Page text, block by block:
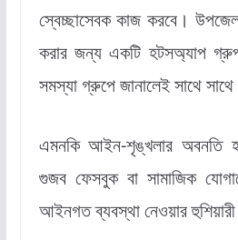
স্বেচ্ছাসেবক কাজ করবে।
করার জন্য একটি হটসঅ্যাপ
সমস্যা গ্রুপে জানালেই সাথে সাথে
এমনকি আইন-শৃঙ্খলার অবনতি
গুজব ফেসবুক বা সামাজিক
আইনগত ব্যবস্থা নেওয়ার